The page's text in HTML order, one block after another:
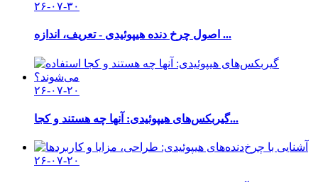
۲۶-۰۷-۳۰
اصول چرخ دنده هیپوئیدی - تعریف، اندازه ...
۲۶-۰۷-۲۰
گیربکس‌های هیپوئیدی: آنها چه هستند و کجا...
۲۶-۰۷-۲۰